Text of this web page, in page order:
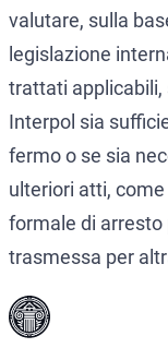
valutare, sulla
legislazione
trattati applicabili,
Interpol sia
fermo o se sia
ulteriori atti,
formale di arresto
trasmessa per